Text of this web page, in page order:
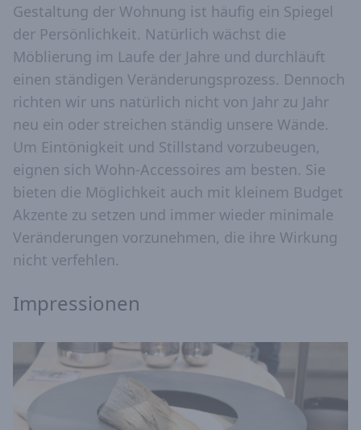
Gestaltung der Wohnung ist häufig ein Spiegel
der Persönlichkeit. Natürlich wächst die
Möblierung im Laufe der Jahre und durchläuft
einen ständigen Veränderungsprozess. Dennoch
richten wir uns natürlich nicht von Jahr zu Jahr
neu ein oder streichen ständig unsere Wände.
Um Eintönigkeit und Stillstand vorzubeugen,
eignen sich Wohn-Accessoires am besten. Sie
bieten die Möglichkeit auch mit kleinem Budget
Akzente zu setzen und immer wieder minimale
Veränderungen vorzunehmen, die ihre Wirkung
nicht verfehlen.
Impressionen